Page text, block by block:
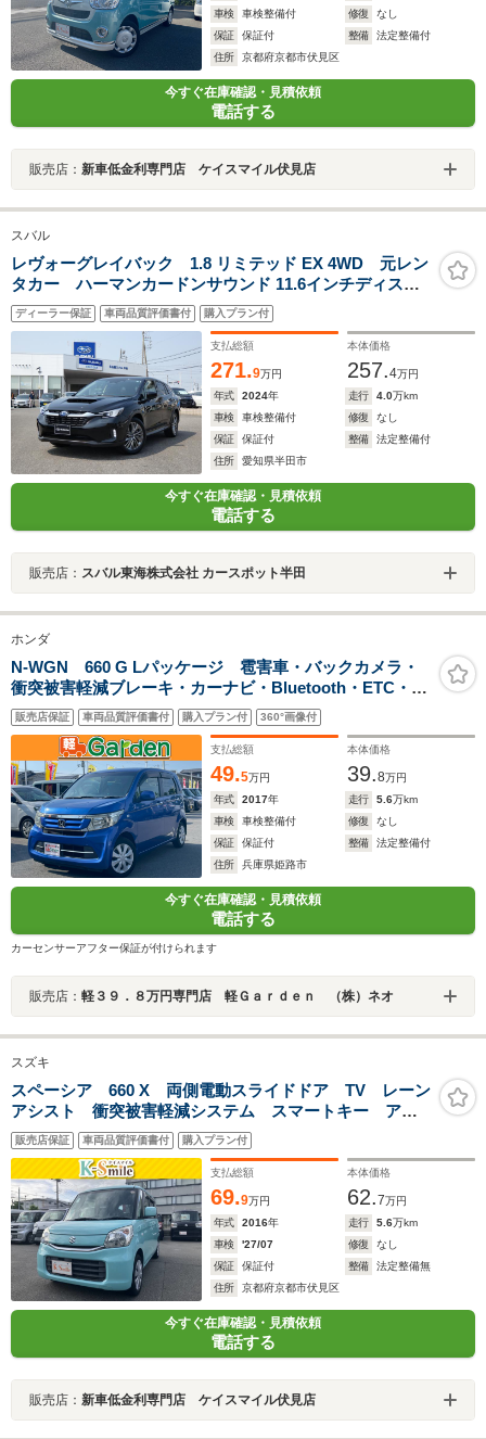
車検
車検整備付 修復
なし
保証
保証付 整備
法定整備付
住所
京都府京都市伏見区
今すぐ在庫確認・見積依頼
電話する
販売店： 新車低金利専門店 ケイスマイル伏見店
スバル
レヴォーグレイバック 1.8 リミテッド EX 4WD 元レン
タカー ハーマンカードンサウンド 11.6インチディスプ
レイ フルセグ Bluetoothオーディオ フロントカメ
ラ サイドカメラ バックカメラ 全周囲カメラ 電動
リヤゲート シートヒーター
ディーラー保証 車両品質評価書付 購入プラン付
支払総額
271.9万円
本体価格
257.4万円
年式
2024年 走行 4.0万km
車検
車検整備付 修復
なし
保証
保証付 整備
法定整備付
住所
愛知県半田市
今すぐ在庫確認・見積依頼
電話する
販売店： スバル東海株式会社 カースポット半田
ホンダ
N-WGN 660 G Lパッケージ 雹害車・バックカメラ・
衝突被害軽減ブレーキ・カーナビ・Bluetooth・ETC・
CD/DVD再生・スマートキー&プッシュスタート・ベンチ
シート・ルームクリーニング
販売店保証 車両品質評価書付 購入プラン付 360°画像付
支払総額
49.5万円
本体価格
39.8万円
年式
2017年 走行 5.6万km
車検
車検整備付 修復
なし
保証
保証付 整備
法定整備付
住所
兵庫県姫路市
今すぐ在庫確認・見積依頼
電話する
カーセンサーアフター保証が付けられます
販売店： 軽３９．８万円専門店 軽Ｇａｒｄｅｎ （株）ネオ
スズキ
スペーシア 660 X 両側電動スライドドア TV レーン
アシスト 衝突被害軽減システム スマートキー アイ
ドリングストップ 電動格納ミラー シートヒーター
ベンチシート CVT 盗難防止システム ABS ESC
販売店保証 車両品質評価書付 購入プラン付
支払総額
69.9万円
本体価格
62.7万円
年式
2016年 走行 5.6万km
車検
'27/07 修復
なし
保証
保証付 整備
法定整備無
住所
京都府京都市伏見区
今すぐ在庫確認・見積依頼
電話する
販売店： 新車低金利専門店 ケイスマイル伏見店